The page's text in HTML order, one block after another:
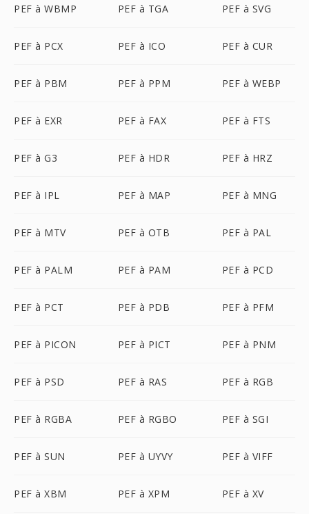
PEF à WBMP PEF à TGA PEF à SVG
PEF à PCX PEF à ICO PEF à CUR
PEF à PBM PEF à PPM PEF à WEBP
PEF à EXR PEF à FAX PEF à FTS
PEF à G3 PEF à HDR PEF à HRZ
PEF à IPL PEF à MAP PEF à MNG
PEF à MTV PEF à OTB PEF à PAL
PEF à PALM PEF à PAM PEF à PCD
PEF à PCT PEF à PDB PEF à PFM
PEF à PICON PEF à PICT PEF à PNM
PEF à PSD PEF à RAS PEF à RGB
PEF à RGBA PEF à RGBO PEF à SGI
PEF à SUN PEF à UYVY PEF à VIFF
PEF à XBM PEF à XPM PEF à XV